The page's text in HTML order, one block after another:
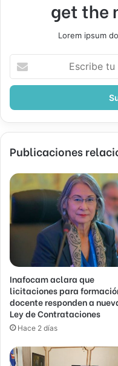
get the
Lorem ipsum
correo
Publicaciones
Inafocam aclara que
licitaciones para
docente responden a
Ley de Contrataciones
Hace 2 días